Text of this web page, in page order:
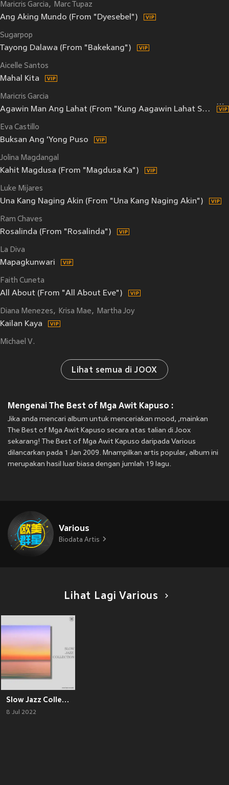
Maricris Garcia Marc Tupaz
Ang Aking Mundo (From "Dyesebel")
Sugarpop
Tayong Dalawa (From "Bakekang")
Aicelle Santos
Mahal Kita
Maricris Garcia
Agawin Man Ang Lahat (From "Kung Aagawin Lahat Sa Akin")
Eva Castillo
Buksan Ang 'Yong Puso
Jolina Magdangal
Kahit Magdusa (From "Magdusa Ka")
Luke Mijares
Una Kang Naging Akin (From "Una Kang Naging Akin")
Ram Chaves
Rosalinda (From "Rosalinda")
La Diva
Mapagkunwari
Faith Cuneta
All About (From "All About Eve")
Diana Menezes Krisa Mae Martha Joy
Kailan Kaya
Michael V.
Lihat semua di JOOX
Mengenai The Best of Mga Awit Kapuso :
Jika anda mencari album untuk menceriakan mood, ,mainkan
The Best of Mga Awit Kapuso secara atas talian di Joox
sekarang! The Best of Mga Awit Kapuso daripada Various
dilancarkan pada 1 Jan 2009. Mnampilkan artis popular, album ini
merupakan hasil luar biasa dengan jumlah 19 lagu.
Various
Biodata Artis
Lihat Lagi Various
Slow Jazz Collection
8 Jul 2022